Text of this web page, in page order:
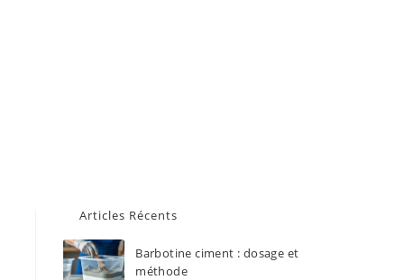
Articles Récents
Barbotine ciment : dosage et
méthode